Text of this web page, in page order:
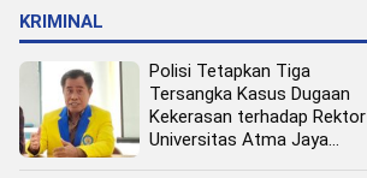
KRIMINAL
Polisi Tetapkan Tiga
Tersangka Kasus Dugaan
Kekerasan terhadap Rektor
Universitas Atma Jaya